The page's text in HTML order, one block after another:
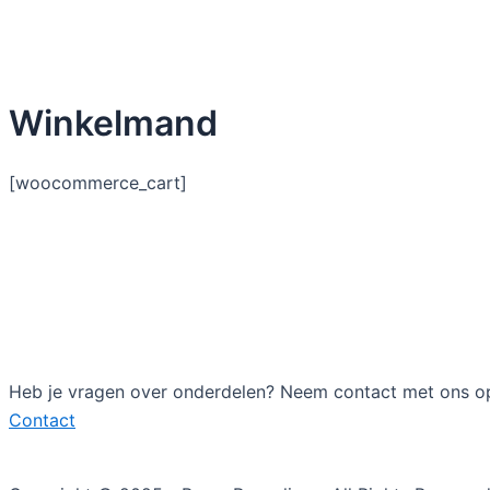
Winkelmand
[woocommerce_cart]
Heb je vragen over onderdelen? Neem contact met ons
Contact